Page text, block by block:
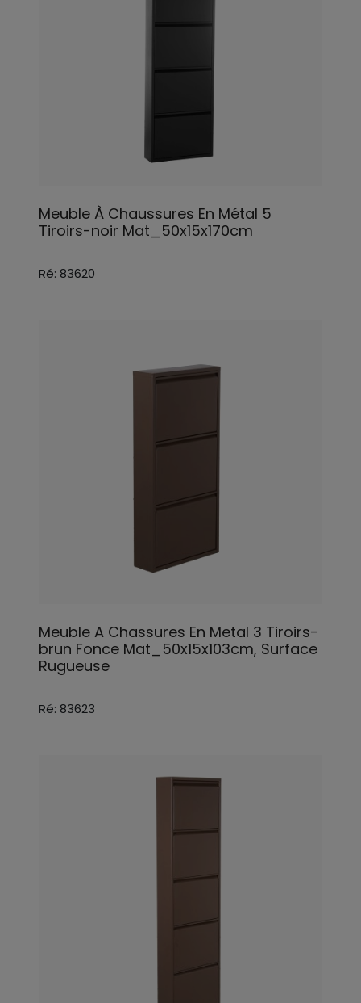
Meuble À Chaussures En Métal 5
Tiroirs-noir Mat_50x15x170cm
Ré: 83620
Meuble A Chassures En Metal 3 Tiroirs-
brun Fonce Mat_50x15x103cm, Surface
Rugueuse
Ré: 83623